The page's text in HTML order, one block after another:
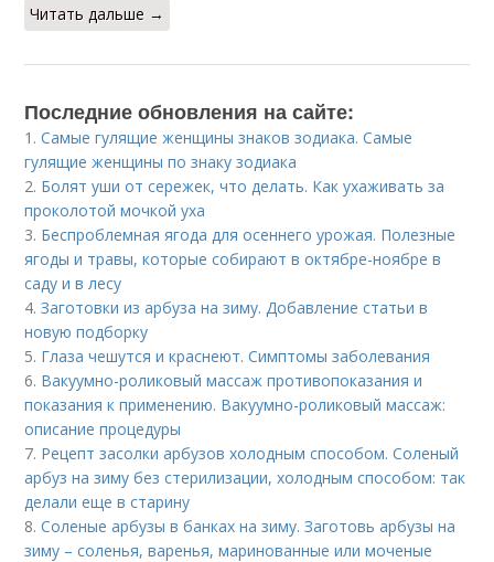
Читать дальше →
Последние обновления на сайте:
1.Самые гулящие женщины знаков зодиака. Самые
гулящие женщины по знаку зодиака
2. Болят уши от сережек, что делать. Как ухаживать за
проколотой мочкой уха
3. Беспроблемная ягода для осеннего урожая. Полезные
ягоды и травы, которые собирают в октябре-ноябре в
саду и в лесу
4.Заготовки из арбуза на зиму. Добавление статьи в
новую подборку
5. Глаза чешутся и краснеют. Симптомы заболевания
6. Вакуумно-роликовый массаж противопоказания и
показания к применению. Вакуумно-роликовый массаж:
описание процедуры
7. Рецепт засолки арбузов холодным способом. Соленый
арбуз на зиму без стерилизации, холодным способом: так
делали еще в старину
8.Соленые арбузы в банках на зиму. Заготовь арбузы на
зиму – соленья, варенья, маринованные или моченые